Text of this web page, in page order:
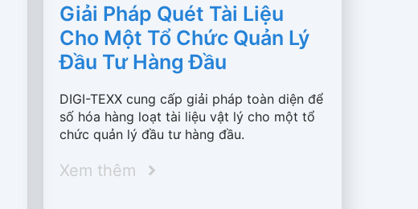
Giải Pháp Quét Tài Liệu
Cho Một Tổ Chức Quản Lý
Đầu Tư Hàng Đầu
DIGI-TEXX cung cấp giải pháp toàn diện để
số hóa hàng loạt tài liệu vật lý cho một tổ
chức quản lý đầu tư hàng đầu.
Xem thêm